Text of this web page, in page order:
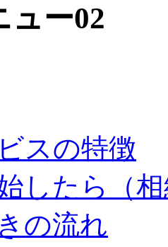
ュー02
スの特徴
したら（
の流れ